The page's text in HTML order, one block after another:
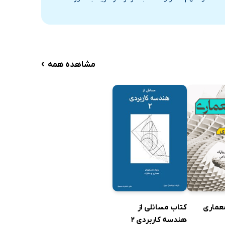
مشاهده همه ›
کتاب مسائلی از
هندسه کاربردی 2